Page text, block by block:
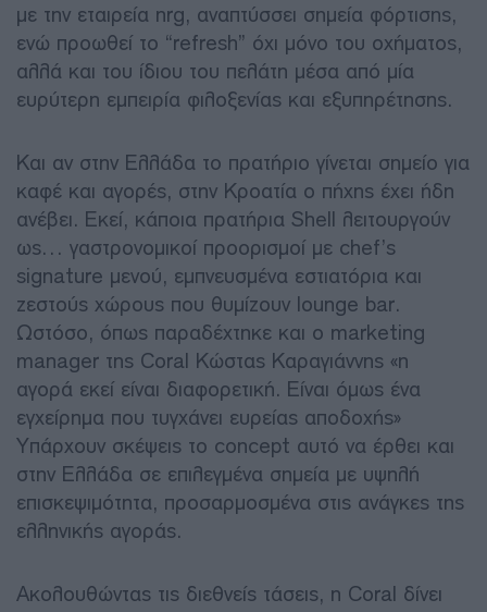
με την εταιρεία nrg, αναπτύσσει σημεία φόρτισης,
ενώ προωθεί το “refresh” όχι μόνο του οχήματος,
αλλά και του ίδιου του πελάτη μέσα από μία
ευρύτερη εμπειρία φιλοξενίας και εξυπηρέτησης.
Και αν στην Ελλάδα το πρατήριο γίνεται σημείο για
καφέ και αγορές, στην Κροατία ο πήχης έχει ήδη
ανέβει. Εκεί, κάποια πρατήρια Shell λειτουργούν
ως… γαστρονομικοί προορισμοί με chef’s
signature μενού, εμπνευσμένα εστιατόρια και
ζεστούς χώρους που θυμίζουν lounge bar.
Ωστόσο, όπως παραδέχτηκε και ο marketing
manager της Coral Κώστας Καραγιάννης «η
αγορά εκεί είναι διαφορετική. Είναι όμως ένα
εγχείρημα που τυγχάνει ευρείας αποδοχής»
Υπάρχουν σκέψεις το concept αυτό να έρθει και
στην Ελλάδα σε επιλεγμένα σημεία με υψηλή
επισκεψιμότητα, προσαρμοσμένα στις ανάγκες της
ελληνικής αγοράς.
Ακολουθώντας τις διεθνείς τάσεις, η Coral δίνει